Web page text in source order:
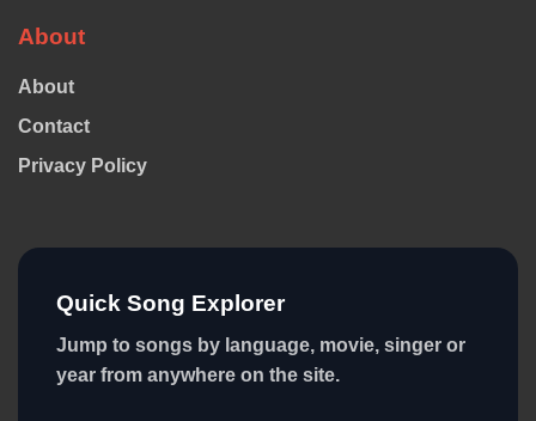
About
About
Contact
Privacy Policy
Quick Song Explorer
Jump to songs by language, movie, singer or
year from anywhere on the site.